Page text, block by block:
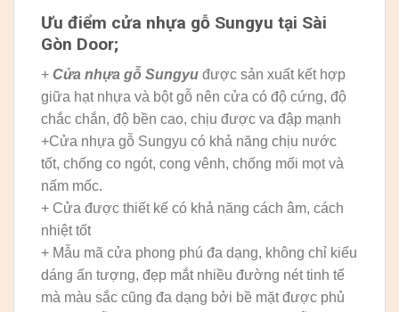
Ưu điểm cửa nhựa gỗ Sungyu tại Sài
Gòn Door;
+ Cửa nhựa gỗ Sungyu được sản xuất kết hợp
giữa hạt nhựa và bột gỗ nên cửa có độ cứng, độ
chắc chắn, độ bền cao, chịu được va đập mạnh
+Cửa nhựa gỗ Sungyu có khả năng chịu nước
tốt, chống co ngót, cong vênh, chống mối mọt và
nấm mốc.
+ Cửa được thiết kế có khả năng cách âm, cách
nhiệt tốt
+ Mẫu mã cửa phong phú đa dạng, không chỉ kiểu
dáng ấn tượng, đẹp mắt nhiều đường nét tinh tế
mà màu sắc cũng đa dạng bởi bề mặt được phủ